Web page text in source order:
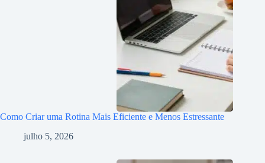
Como Criar uma Rotina Mais Eficiente e Menos Estressante
julho 5, 2026